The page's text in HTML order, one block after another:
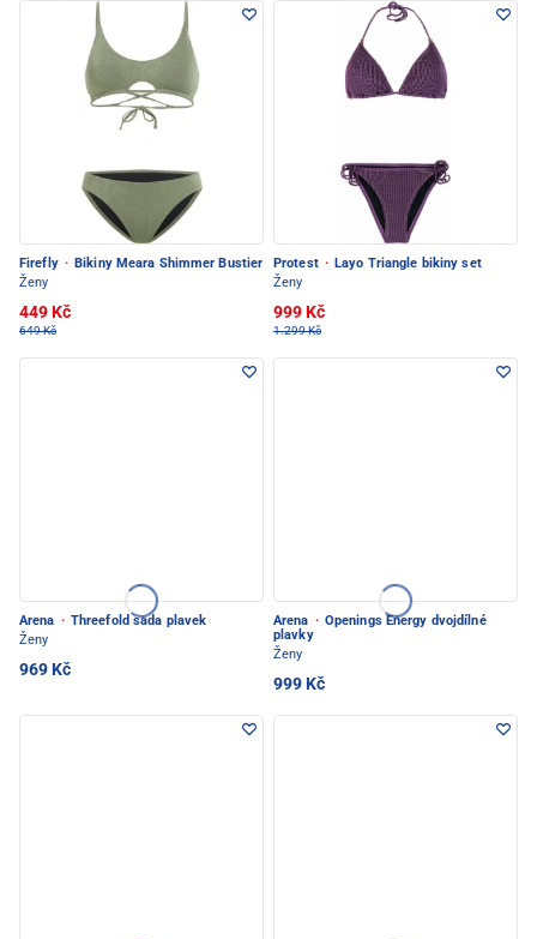
Firefly · Bikiny Meara Shimmer Bustier
Ženy
449 Kč
649 Kč
Protest · Layo Triangle bikiny set
Ženy
999 Kč
1.299 Kč
Arena · Threefold sada plavek
Ženy
969 Kč
Arena · Openings Energy dvojdílné
plavky
Ženy
999 Kč